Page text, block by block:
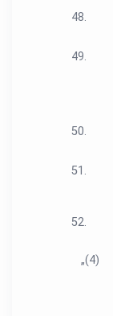
48.
49.
50.
51.
52.
„(4)